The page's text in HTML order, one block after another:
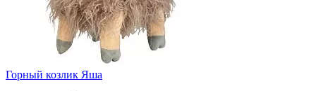
Горный козлик Яша